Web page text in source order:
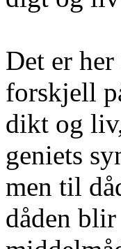
Det er
forskjell
dikt og
geniets
men til
dåden